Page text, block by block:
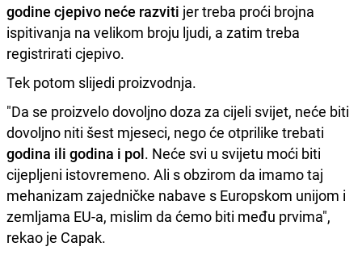
godine cjepivo neće razviti jer treba proći brojna
ispitivanja na velikom broju ljudi, a zatim treba
registrirati cjepivo.
Tek potom slijedi proizvodnja.
"Da se proizvelo dovoljno doza za cijeli svijet, neće biti
dovoljno niti šest mjeseci, nego će otprilike trebati
godina ili godina i pol. Neće svi u svijetu moći biti
cijepljeni istovremeno. Ali s obzirom da imamo taj
mehanizam zajedničke nabave s Europskom unijom i
zemljama EU-a, mislim da ćemo biti među prvima",
rekao je Capak.